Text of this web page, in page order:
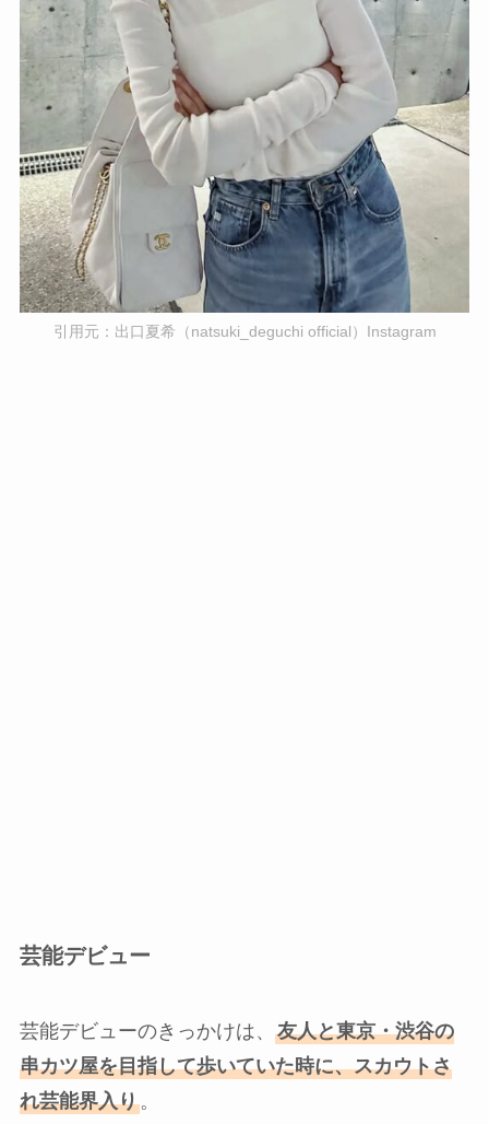
引用元：出口夏希（natsuki_deguchi official）Instagram
芸能デビュー
芸能デビューのきっかけは、 友人と東京・渋谷の
串カツ屋を目指して歩いていた時に、スカウトさ
れ芸能界入り。